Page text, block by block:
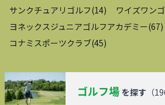
サンクチュアリゴルフ(14) ワイズワン
ヨネックスジュニアゴルフアカデミー(67)
コナミスポーツクラブ(45)
ゴルフ場 を探す （